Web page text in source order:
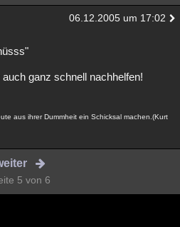
06.12.2005 um 17:02
ganz schnell nachhelfen!
aus ihrer Dummheit ein Schicksal machen.(Kurt
5 von 6